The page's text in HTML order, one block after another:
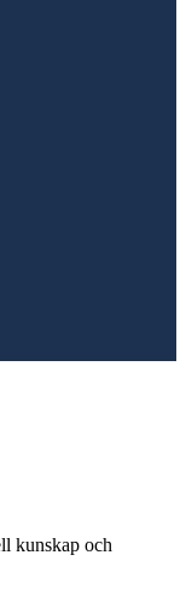
kunskap och